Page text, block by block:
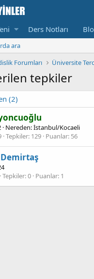
Ders Notları
ara
Forumları Üniversite
tepkiler
(2)
· Nereden:İstanbul/Kocaeli
Tepkiler 129 Puanlar 56
Tepkiler 0 Puanlar 1